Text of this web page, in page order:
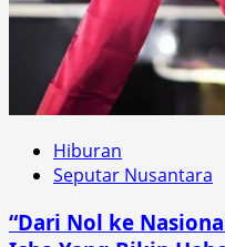
Hiburan
Seputar Nusantara
“Dari Nol ke